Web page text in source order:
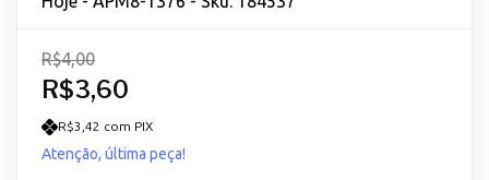
R$3,60
R$4,00
R$3,42 com PIX
Atenção, última peça!